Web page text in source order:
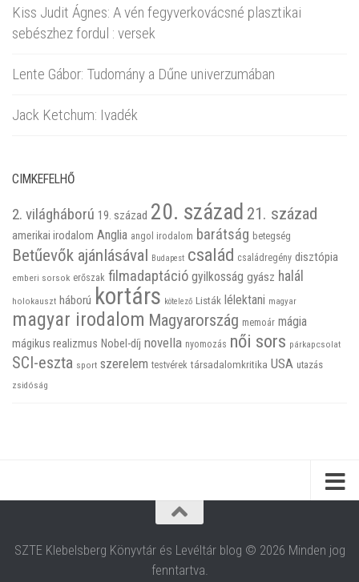
Kiss Judit Ágnes: A vén fegyverkovácsné plasztikai
sebészhez fordul : versek
Lente Gábor: Tudomány a Dűne univerzumában
Jack Ketchum: Ivadék
CIMKEFELHŐ
2. világháború 19. század 20. század 21. század
amerikai irodalom Anglia angol irodalom barátság betegség
Betűevők ajánlásával Budapest család családregény disztópia
emberi sorsok erőszak filmadaptáció gyilkosság gyász halál
holokauszt háború kortárs kötelező Listák lélektani magyar
magyar irodalom Magyarország memoár mágia
mágikus realizmus Nobel-díj novella nyomozás női sors párkapcsolat
SCI-eszta sport szerelem testvérek társadalomkritika USA utazás
zsidóság
SZTE Klebelsberg Könyvtár és Levéltár blog © 2026 Minden jog
fenntartva.